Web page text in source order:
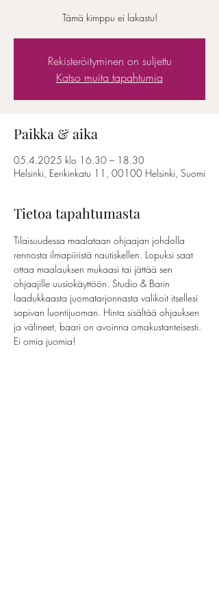
Tämä kimppu ei lakastu!
Rekisteröityminen on suljettu
Katso muita tapahtumia
Paikka & aika
05.4.2025 klo 16.30 – 18.30
Helsinki, Eerikinkatu 11, 00100 Helsinki, Suomi
Tietoa tapahtumasta
Tilaisuudessa maalataan ohjaajan johdolla
rennosta ilmapiiristä nautiskellen. Lopuksi saat
ottaa maalauksen mukaasi tai jättää sen
ohjaajille uusiokäyttöön. Studio & Barin
laadukkaasta juomatarjonnasta valikoit itsellesi
sopivan luontijuoman. Hinta sisältää ohjauksen
ja välineet, baari on avoinna omakustanteisesti.
Ei omia juomia!